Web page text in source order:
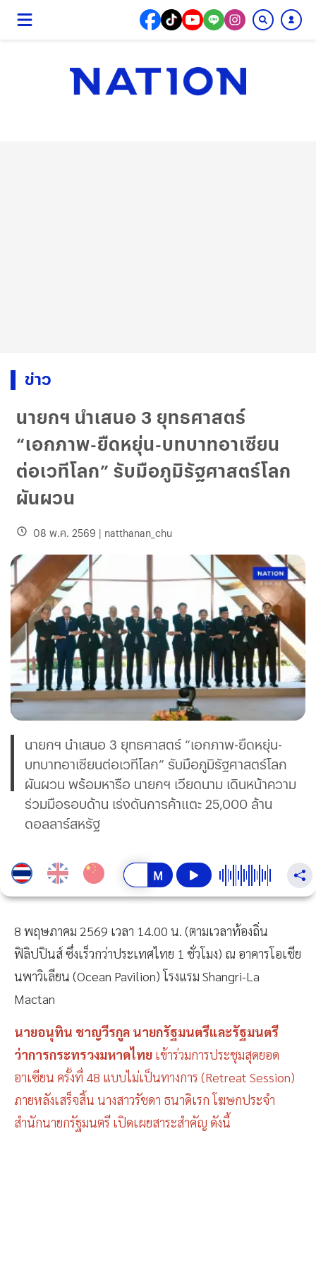
ข่าว
นายกฯ นำเสนอ 3 ยุทธศาสตร์
“เอกภาพ-ยืดหยุ่น-บทบาทอาเซียน
ต่อเวทีโลก” รับมือภูมิรัฐศาสตร์โลก
ผันผวน
08 พ.ค. 2569 | natthanan_chu
นายกฯ นำเสนอ 3 ยุทธศาสตร์ “เอกภาพ-ยืดหยุ่น-
บทบาทอาเซียนต่อเวทีโลก” รับมือภูมิรัฐศาสตร์โลก
ผันผวน พร้อมหารือ นายกฯ เวียดนาม เดินหน้าความ
ร่วมมือรอบด้าน เร่งดันการค้าแตะ 25,000 ล้าน
ดอลลาร์สหรัฐ
8 พฤษภาคม 2569 เวลา 14.00 น. (ตามเวลาท้องถิ่น
ฟิลิปปินส์ ซึ่งเร็วกว่าประเทศไทย 1 ชั่วโมง) ณ อาคารโอเชีย
นพาวิเลียน (Ocean Pavilion) โรงแรม Shangri-La
Mactan
นายอนุทิน ชาญวีรกูล นายกรัฐมนตรีและรัฐมนตรี
ว่าการกระทรวงมหาดไทย เข้าร่วมการประชุมสุดยอด
อาเซียน ครั้งที่ 48 แบบไม่เป็นทางการ (Retreat Session)
ภายหลังเสร็จสิ้น นางสาวรัชดา ธนาดิเรก โฆษกประจำ
สำนักนายกรัฐมนตรี เปิดเผยสาระสำคัญ ดังนี้